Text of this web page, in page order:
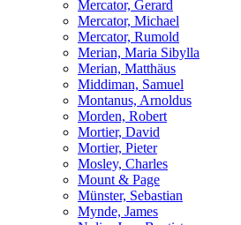
Mercator, Gerard
Mercator, Michael
Mercator, Rumold
Merian, Maria Sibylla
Merian, Matthäus
Middiman, Samuel
Montanus, Arnoldus
Morden, Robert
Mortier, David
Mortier, Pieter
Mosley, Charles
Mount & Page
Münster, Sebastian
Mynde, James